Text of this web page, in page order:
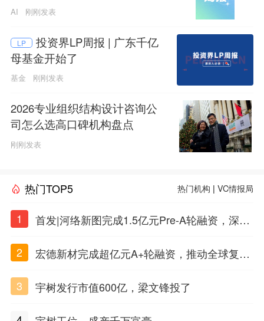
AI 刚刚发表
LP
投资界LP周报 | 广东千亿
母基金开始了
基金 刚刚发表
2026专业组织结构设计咨询公
司怎么选高口碑机构盘点
刚刚发表
热门TOP5 热门机构 |VC情报局
1
首发|河络新图完成1.5亿元Pre-A轮融资，深耕i
2
宏德新材完成超亿元A+轮融资，推动全球复合
3
宇树发行市值600亿，梁文锋投了